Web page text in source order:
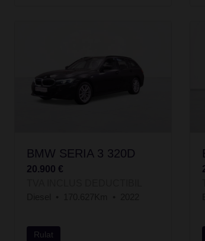
BMW SERIA 3 320D
20.900 €
Rulat